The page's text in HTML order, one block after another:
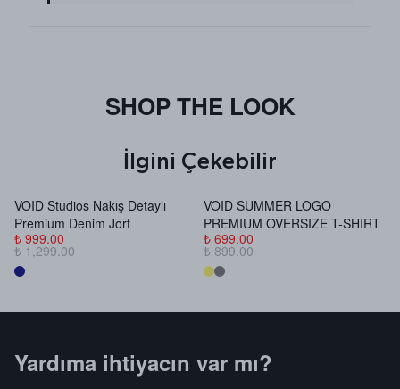
SHOP THE LOOK
İlgini Çekebilir
VOID Studios Nakış Detaylı
Premium Denim Jort
₺ 999.00
₺ 1,299.00
VOID SUMMER LOGO
PREMIUM OVERSIZE T-SHIRT
₺ 699.00
₺ 899.00
Yardıma ihtiyacın var mı?